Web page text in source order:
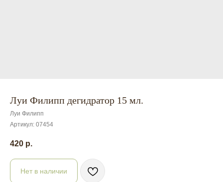
Луи Филипп дегидратор 15 мл.
Луи Филипп
Артикул: 07454
420 р.
Нет в наличии